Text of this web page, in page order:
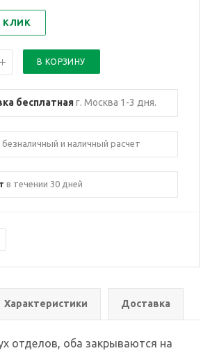
КЛИК
бесплатнаяг. Москва 1-3 дня.
безналичный и наличный расчет
в течении 30 дней
Характеристики Доставка
отделов, оба закрываются на